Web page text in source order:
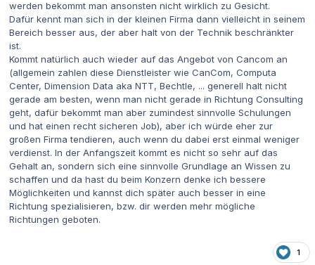
werden bekommt man ansonsten nicht wirklich zu Gesicht.
Dafür kennt man sich in der kleinen Firma dann vielleicht in seinem
Bereich besser aus, der aber halt von der Technik beschränkter
ist.
Kommt natürlich auch wieder auf das Angebot von Cancom an
(allgemein zahlen diese Dienstleister wie CanCom, Computa
Center, Dimension Data aka NTT, Bechtle, ... generell halt nicht
gerade am besten, wenn man nicht gerade in Richtung Consulting
geht, dafür bekommt man aber zumindest sinnvolle Schulungen
und hat einen recht sicheren Job), aber ich würde eher zur
großen Firma tendieren, auch wenn du dabei erst einmal weniger
verdienst. In der Anfangszeit kommt es nicht so sehr auf das
Gehalt an, sondern sich eine sinnvolle Grundlage an Wissen zu
schaffen und da hast du beim Konzern denke ich bessere
Möglichkeiten und kannst dich später auch besser in eine
Richtung spezialisieren, bzw. dir werden mehr mögliche
Richtungen geboten.
1